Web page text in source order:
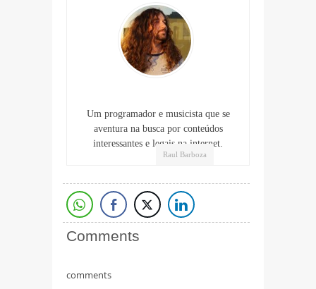
Raul Barboza
Um programador e musicista que se
aventura na busca por conteúdos
interessantes e legais na internet.
Comments
comments